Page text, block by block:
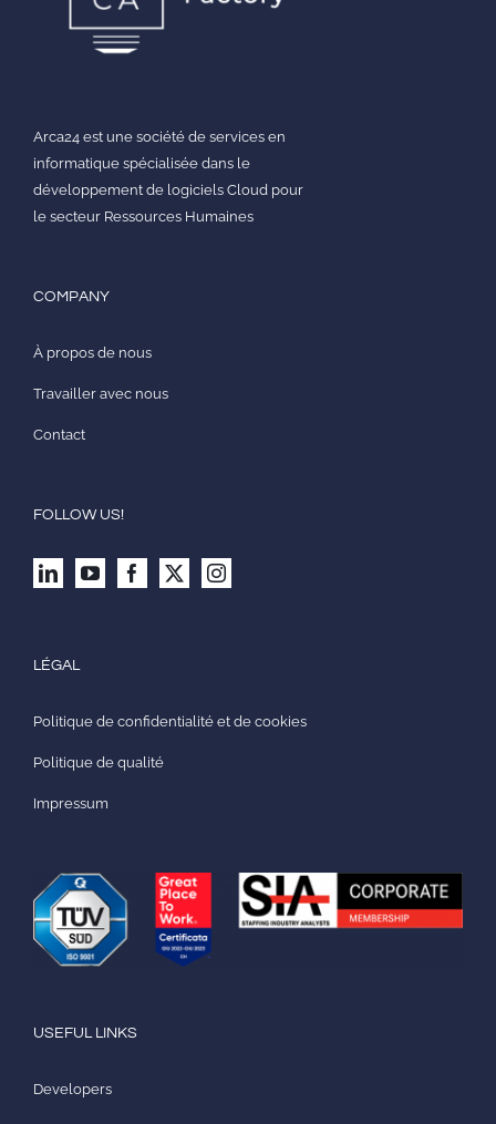
Arca24 est une société de services en
informatique spécialisée dans le
développement de logiciels Cloud pour
le secteur Ressources Humaines
COMPANY
À propos de nous
Travailler avec nous
Contact
FOLLOW US!
LÉGAL
Politique de confidentialité et de cookies
Politique de qualité
Impressum
USEFUL LINKS
Developers